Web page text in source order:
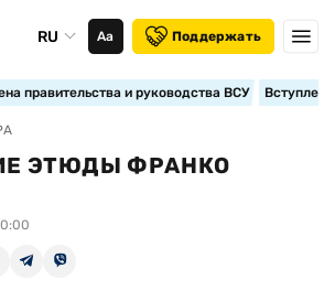
RU Аа Поддержать
правительства и руководства ВСУ
ЭТЮДЫ ФРАНКО